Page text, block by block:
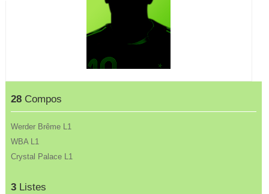
28 Compos
Werder Brême L1
WBA L1
Crystal Palace L1
3 Listes